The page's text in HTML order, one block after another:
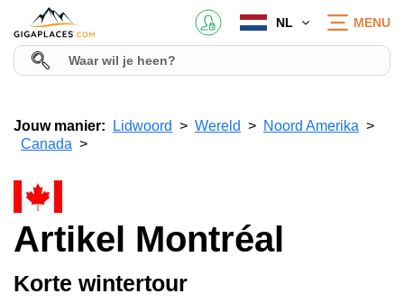
NL MENU
Jouw manier: Lidwoord Wereld
Noord Amerika
Canada
Artikel Montréal
Korte wintertour